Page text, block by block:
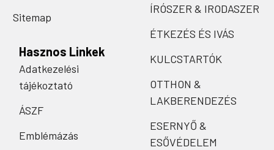
Sitemap
Hasznos Linkek
Adatkezelési
tájékoztató
ÁSZF
Emblémázás
ÍRÓSZER & IRODASZER
ÉTKEZÉS ÉS IVÁS
KULCSTARTÓK
OTTHON &
LAKBERENDEZÉS
ESERNYŐ &
ESŐVÉDELEM